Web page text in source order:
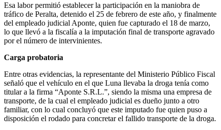
Esa labor permitió establecer la participación en la maniobra de
tráfico de Peralta, detenido el 25 de febrero de este año, y finalmente
del empleado judicial Aponte, quien fue capturado el 18 de marzo,
lo que llevó a la fiscalía a la imputación final de transporte agravado
por el número de intervinientes.
Carga probatoria
Entre otras evidencias, la representante del Ministerio Público Fiscal
señaló que el vehículo en el que Luna llevaba la droga tenía como
titular a la firma “Aponte S.R.L.”, siendo la misma una empresa de
transporte, de la cual el empleado judicial es dueño junto a otro
familiar, con lo cual concluyó que este imputado fue quien puso a
disposición el rodado para concretar el fallido transporte de la droga.